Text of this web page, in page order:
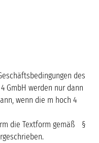
des
GmbH werden nur dann
wenn die m hoch 4
die Textform gemäß §